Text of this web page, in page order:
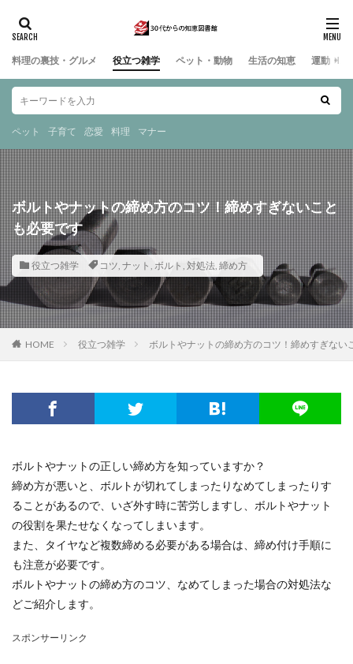
料理の裏技・グルメ 役立つ雑学 ペット・動物 生活の知恵 運動・ス
ペット 子育て 恋愛 料理 マナー
ボルトやナットの締め方のコツ！締めすぎないこと
も必要です
役立つ雑学 コツ, ナット , ボルト , 対処法, 締め方
HOME 役立つ雑学 ボルトやナットの締め方のコツ！締めすぎない
ボルトやナットの正しい締め方を知っていますか？
締め方が悪いと、ボルトが切れてしまったりなめてしまったりす
ることがあるので、いざ外す時に苦労しますし、ボルトやナット
の役割を果たせなくなってしまいます。
また、タイヤなど複数締める必要がある場合は、締め付け手順に
も注意が必要です。
ボルトやナットの締め方のコツ、なめてしまった場合の対処法な
どご紹介します。
スポンサーリンク